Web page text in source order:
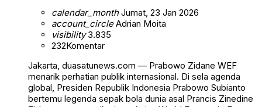
calendar_monthJumat, 23 Jan 2026
account_circleAdrian Moita
visibility3.835
232Komentar
Jakarta, duasatunews.com — Prabowo Zidane WEF
menarik perhatian publik internasional. Di sela agenda
global, Presiden Republik Indonesia Prabowo Subianto
bertemu legenda sepak bola dunia asal Prancis Zinedine